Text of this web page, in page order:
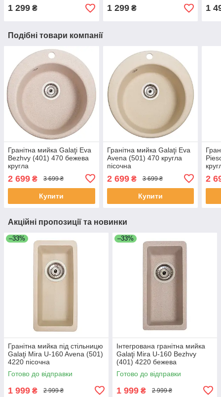
1 299 ₴ 1 299₴ 1
Подібні товари компанії
Гранітна мийка Galaţi Eva
Bezhvy (401) 470 бежева
кругла
2 699 ₴ 3 699 ₴
Купити
Гранітна мийка Galaţi Eva
Avena (501) 470 кругла
пісочна
2 699₴ 3 699 ₴
Купити
2
Акційні пропозиції та новинки
–33%
Гранітна мийка під стільницю
Galaţi Mira U-160 Avena (501)
4220 пісочна
Готово до відправки
1 999 ₴ 2 999 ₴
–33%
Інтегрована гранітна мийка
Galaţi Mira U-160 Bezhvy
(401) 4220 бежева
Готово до відправки
1 999 ₴ 2 999 ₴